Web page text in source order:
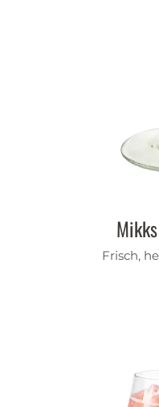
Frisch,